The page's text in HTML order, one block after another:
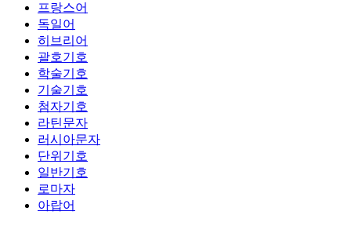
프랑스어
독일어
히브리어
괄호기호
학술기호
기술기호
첨자기호
라틴문자
러시아문자
단위기호
일반기호
로마자
아랍어